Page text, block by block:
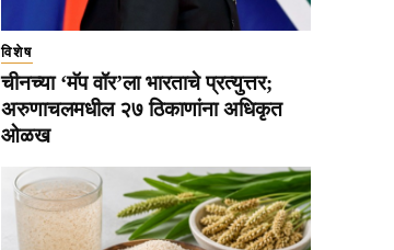
विशेष
चीनच्या ‘मॅप वॉर’ला भारताचे प्रत्युत्तर;
अरुणाचलमधील २७ ठिकाणांना अधिकृत
ओळख